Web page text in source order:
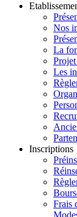
Nos
La
Les
Inscriptions
Frais